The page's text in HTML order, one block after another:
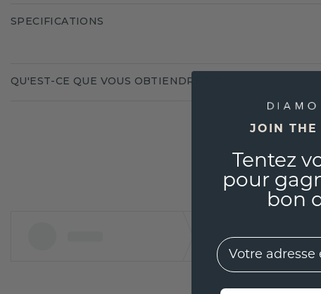
SPECIFICATIONS
QU'EST-CE QUE VOUS OBTIENDREZ ?
JOIN THE
Tentez
pour
bon
EMail